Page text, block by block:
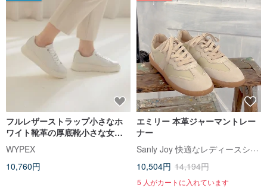
フルレザーストラップ小さなホ
ワイト靴革の厚底靴小さな女性
のエレベーターの靴のみ
WYPEX
10,760円
エミリー 本革ジャーマントレー
ナー
Sanly Joy 快適なレディースシューズ
10,504円 14,194円
5 人がカートに入れています